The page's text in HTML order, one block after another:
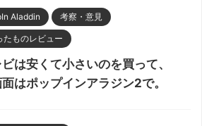
Aladdin 考察・意見
たものレビュー
は安くて小さいのを買って、
はポップインアラジン2で。